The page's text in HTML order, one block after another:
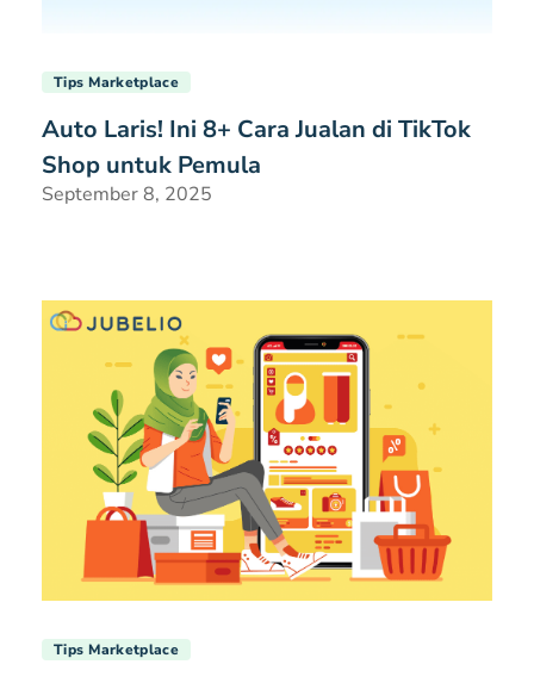
Tips Marketplace
Auto Laris! Ini 8+ Cara Jualan di TikTok
Shop untuk Pemula
September 8, 2025
Tips Marketplace